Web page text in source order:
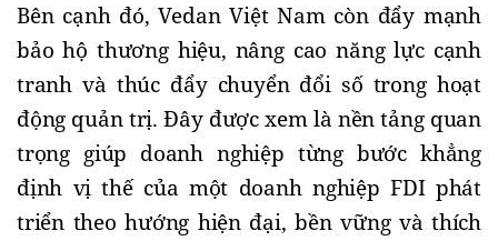
Bên cạnh đó, Vedan Việt Nam còn đẩy mạnh
bảo hộ thương hiệu, nâng cao năng lực cạnh
tranh và thúc đẩy chuyển đổi số trong hoạt
động quản trị. Đây được xem là nền tảng quan
trọng giúp doanh nghiệp từng bước khẳng
định vị thế của một doanh nghiệp FDI phát
triển theo hướng hiện đại, bền vững và thích